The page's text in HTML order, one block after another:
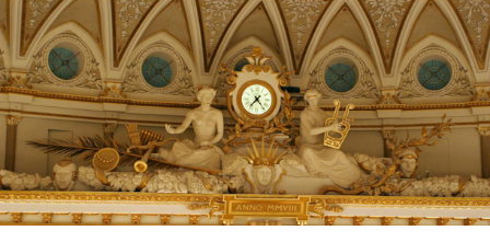
Economia
Sport
Altrecose
Mondiali calcio 2026
PODCAST
NEWSLETTER